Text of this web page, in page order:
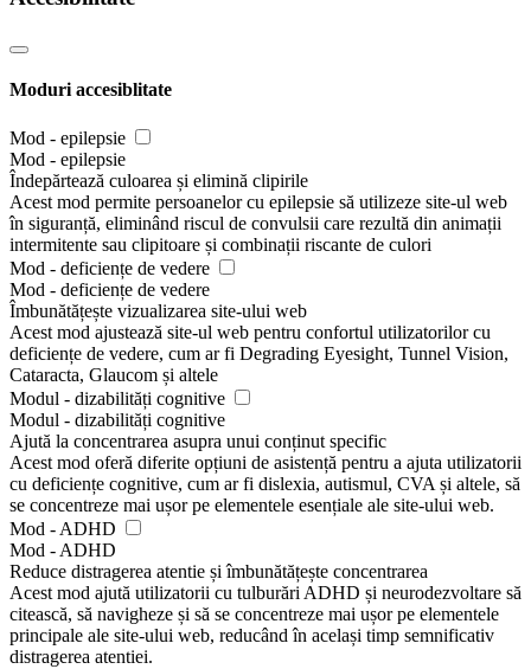
Moduri accesiblitate
Mod - epilepsie
Mod - epilepsie
Îndepărtează culoarea și elimină clipirile
Acest mod permite persoanelor cu epilepsie să utilizeze site-ul web
în siguranță, eliminând riscul de convulsii care rezultă din animații
intermitente sau clipitoare și combinații riscante de culori
Mod - deficiențe de vedere
Mod - deficiențe de vedere
Îmbunătățește vizualizarea site-ului web
Acest mod ajustează site-ul web pentru confortul utilizatorilor cu
deficiențe de vedere, cum ar fi Degrading Eyesight, Tunnel Vision,
Cataracta, Glaucom și altele
Modul - dizabilități cognitive
Modul - dizabilități cognitive
Ajută la concentrarea asupra unui conținut specific
Acest mod oferă diferite opțiuni de asistență pentru a ajuta utilizatorii
cu deficiențe cognitive, cum ar fi dislexia, autismul, CVA și altele, să
se concentreze mai ușor pe elementele esențiale ale site-ului web.
Mod - ADHD
Mod - ADHD
Reduce distragerea atentie și îmbunătățește concentrarea
Acest mod ajută utilizatorii cu tulburări ADHD și neurodezvoltare să
citească, să navigheze și să se concentreze mai ușor pe elementele
principale ale site-ului web, reducând în același timp semnificativ
distragerea atentiei.